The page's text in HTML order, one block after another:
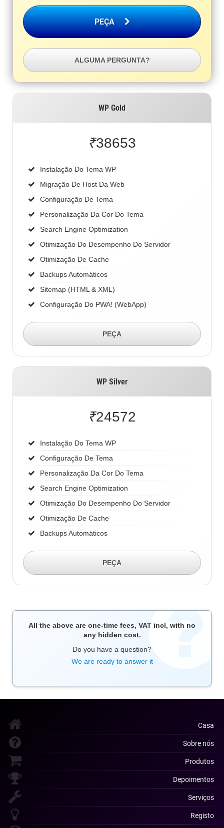
PEÇA
ALGUMA PERGUNTA?
WP Gold
₹38653
Instalação Do Tema WP
Migração De Host Da Web
Configuração De Tema
Personalização Da Cor Do Tema
Search Engine Optimization
Otimização Do Desempenho Do Servidor
Otimização De Cache
Backups Automáticos
Sitemap (HTML & XML)
Configuração Do PWA! (WebApp)
PEÇA
WP Silver
₹24572
Instalação Do Tema WP
Configuração De Tema
Personalização Da Cor Do Tema
Search Engine Optimization
Otimização Do Desempenho Do Servidor
Otimização De Cache
Backups Automáticos
PEÇA
All the above are one-time fees, VAT incl, with no
any hidden cost.
Do you have a question?
We are ready to answer it
Casa
Sobre nós
Produtos
Depoimentos
Serviços
Registo